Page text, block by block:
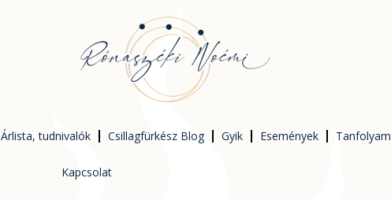
Árlista, tudnivalók Csillagfürkész Blog Gyik Események Tanfolyam
Kapcsolat